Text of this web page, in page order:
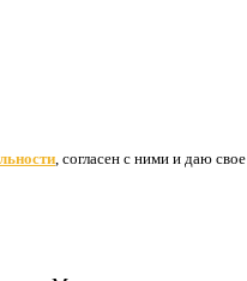
, согласен с ними и даю свое